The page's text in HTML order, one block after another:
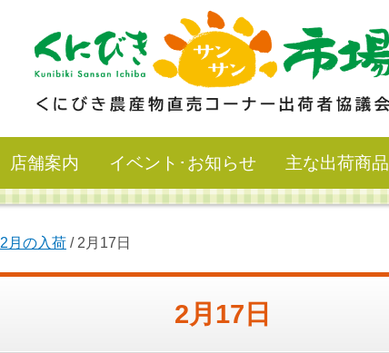
店舗案内 イベント･お知らせ 主な出荷商品
2月の入荷 / 2月17日
2月17日